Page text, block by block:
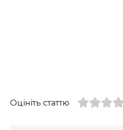
Оцініть статтю